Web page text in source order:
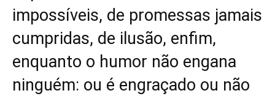
impossíveis, de promessas jamais
cumpridas, de ilusão, enfim,
enquanto o humor não engana
ninguém: ou é engraçado ou não